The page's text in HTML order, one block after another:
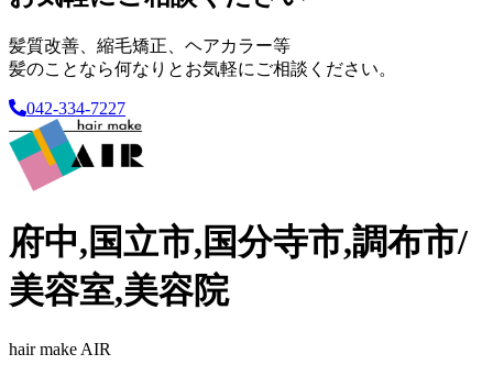
髪質改善、縮毛矯正、ヘアカラー等
髪のことなら何なりとお気軽にご相談ください。
042-334-7227
府中,国立市,国分寺市,調布市/
美容室,美容院
hair make AIR